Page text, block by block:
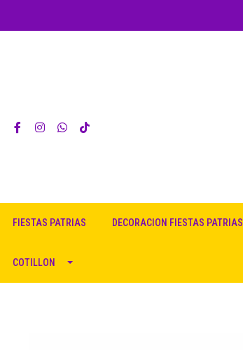
FIESTAS PATRIAS DECORACION FIESTAS PATRIAS
COTILLON